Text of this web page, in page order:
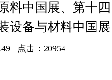
料中国展、第十四
设备与材料中国展
点击：20954